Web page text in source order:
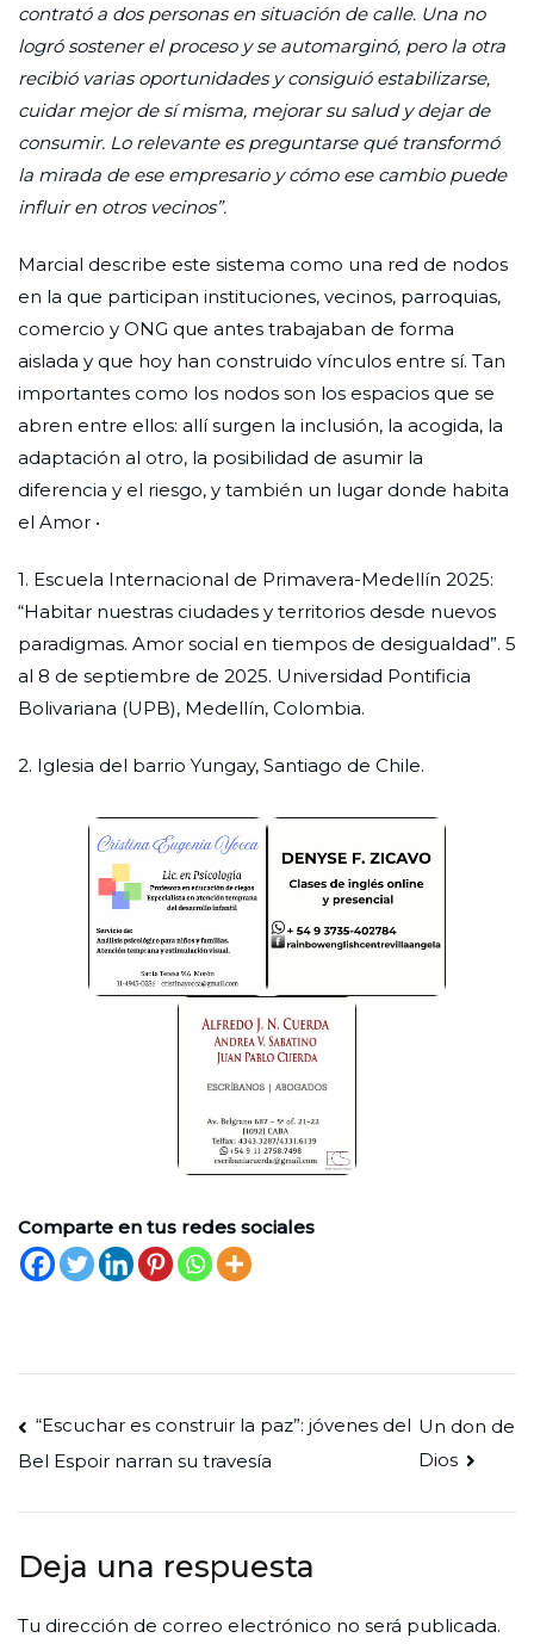
contrató a dos personas en situación de calle. Una no
logró sostener el proceso y se automarginó, pero la otra
recibió varias oportunidades y consiguió estabilizarse,
cuidar mejor de sí misma, mejorar su salud y dejar de
consumir. Lo relevante es preguntarse qué transformó
la mirada de ese empresario y cómo ese cambio puede
influir en otros vecinos”.
Marcial describe este sistema como una red de nodos
en la que participan instituciones, vecinos, parroquias,
comercio y ONG que antes trabajaban de forma
aislada y que hoy han construido vínculos entre sí. Tan
importantes como los nodos son los espacios que se
abren entre ellos: allí surgen la inclusión, la acogida, la
adaptación al otro, la posibilidad de asumir la
diferencia y el riesgo, y también un lugar donde habita
el Amor •
1. Escuela Internacional de Primavera-Medellín 2025:
“Habitar nuestras ciudades y territorios desde nuevos
paradigmas. Amor social en tiempos de desigualdad”. 5
al 8 de septiembre de 2025. Universidad Pontificia
Bolivariana (UPB), Medellín, Colombia.
2. Iglesia del barrio Yungay, Santiago de Chile.
Comparte en tus redes sociales
Navegación
de
“Escuchar es construir la paz”: jóvenes del
Bel Espoir narran su travesía
Un don de
Dios
Deja una respuesta
Tu dirección de correo electrónico no será publicada.